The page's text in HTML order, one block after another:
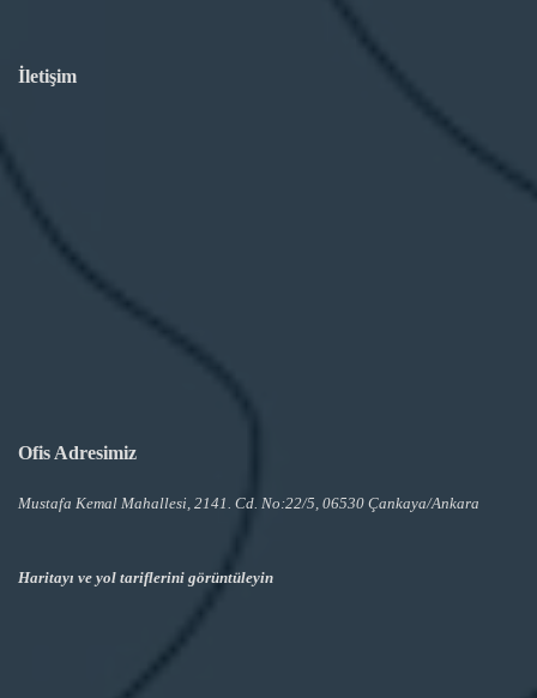
İletişim
Ofis Adresimiz
Mustafa Kemal Mahallesi, 2141. Cd. No:22/5, 06530 Çankaya/Ankara
Haritayı ve yol tariflerini görüntüleyin